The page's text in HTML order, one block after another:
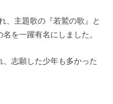
、主題歌の『若鷲の歌』と
を一躍有名にしました。
志願した少年も多かった